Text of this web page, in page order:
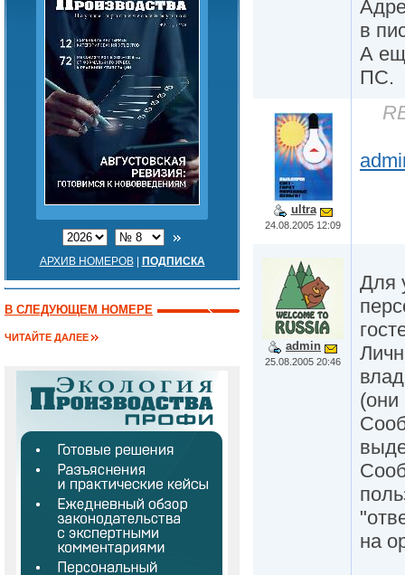
АРХИВ НОМЕРОВ| ПОДПИСКА
В СЛЕДУЮЩЕМ НОМЕРЕ
ЧИТАЙТЕ ДАЛЕЕ
в
А
ПС.
ultra
24.08.2005 12:09
admin
25.08.2005 20:46
Для
(они
на